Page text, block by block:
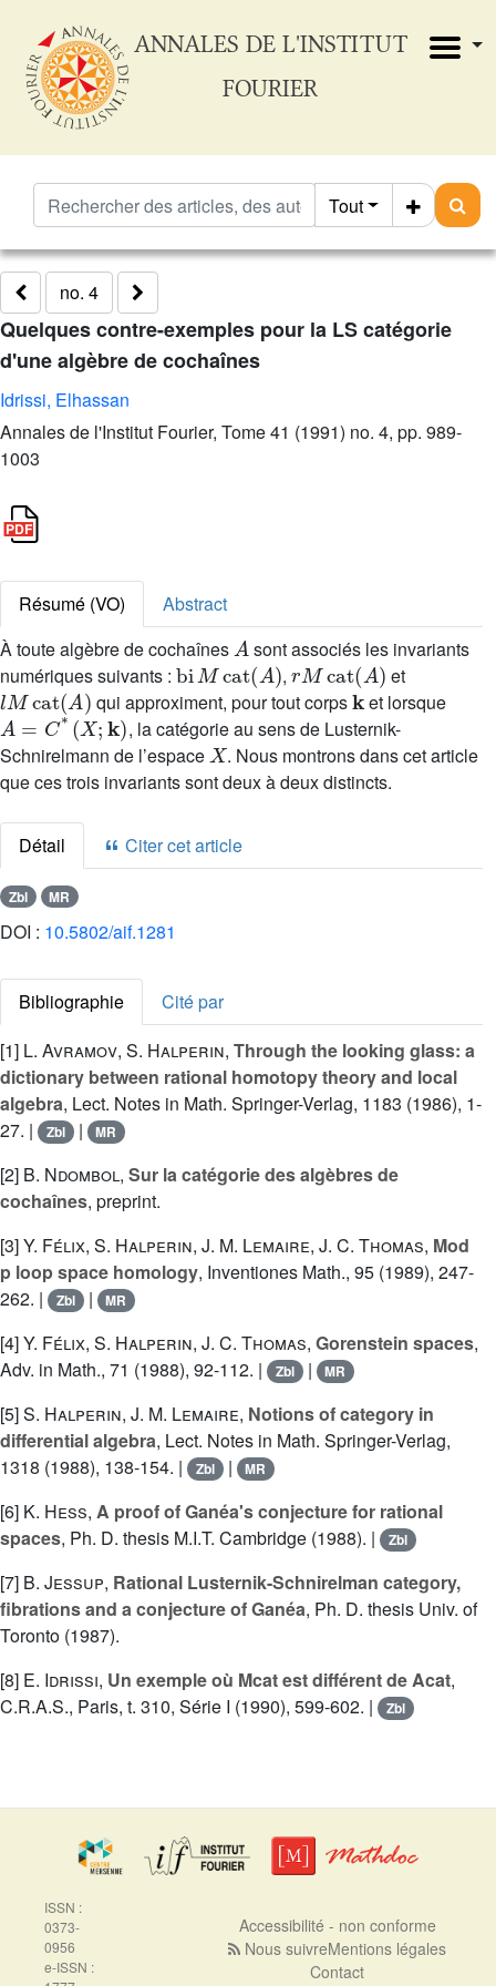
ANNALES DE L'INSTITUT
FOURIER
Tout
no. 4
Quelques contre-exemples pour la LS catégorie
d'une algèbre de cochaînes
Idrissi, Elhassan
Annales de l'Institut Fourier, Tome 41 (1991) no. 4, pp. 989-
1003
Résumé (VO)
Abstract
À toute algèbre de cochaînes
A
sont associés les invariants
numériques suivants :
biMcat(A)
,
rMcat(A)
et
lMcat(A)
qui approximent, pour tout corps
k
et lorsque
A= C*(X;k)
, la catégorie au sens de Lusternik-
Schnirelmann de l’espace
X
. Nous montrons dans cet article
que ces trois invariants sont deux à deux distincts.
Détail Citer cet article
Zbl MR
DOI : 10.5802/aif.1281
Bibliographie
Cité par
[1] L. Avramov, S. Halperin, Through the looking glass: a
dictionary between rational homotopy theory and local
algebra, Lect. Notes in Math. Springer-Verlag, 1183 (1986), 1-
27. |
Zbl | MR
[2] B. Ndombol, Sur la catégorie des algèbres de
cochaînes, preprint.
[3]Y. Félix, S. Halperin, J. M. Lemaire, J. C. Thomas, Mod
p loop space homology, Inventiones Math., 95 (1989), 247-
262. |
Zbl | MR
[4]Y. Félix, S. Halperin, J. C. Thomas, Gorenstein spaces,
Adv. in Math., 71 (1988), 92-112. |
Zbl | MR
[5]S. Halperin, J. M. Lemaire, Notions of category in
differential algebra, Lect. Notes in Math. Springer-Verlag,
1318 (1988), 138-154. |
Zbl | MR
[6] K. Hess, A proof of Ganéa's conjecture for rational
spaces, Ph. D. thesis M.I.T. Cambridge (1988). | Zbl
[7] B. Jessup, Rational Lusternik-Schnirelman category,
fibrations and a conjecture of Ganéa, Ph. D. thesis Univ. of
Toronto (1987).
[8] E. Idrissi, Un exemple où Mcat est différent de Acat,
C.R.A.S., Paris, t. 310, Série I (1990), 599-602. |
Zbl
ISSN :
0373-
0956
e-ISSN :
Accessibilité - non conforme
Nous suivreMentions légales
Contact